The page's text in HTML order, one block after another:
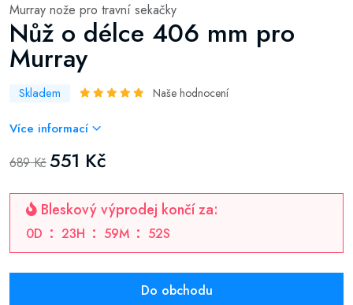
Murray nože pro travní sekačky
Nůž o délce 406 mm pro
Murray
Skladem Naše hodnocení
Více informací
689 Kč551 Kč
Bleskový výprodej končí za:
0D 23H 59M 52S
Do obchodu